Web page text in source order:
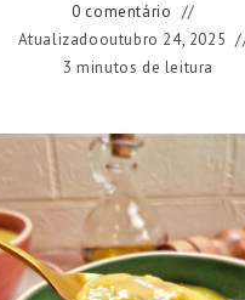
0 comentário
Atualizadooutubro 24, 2025
3 minutos de leitura